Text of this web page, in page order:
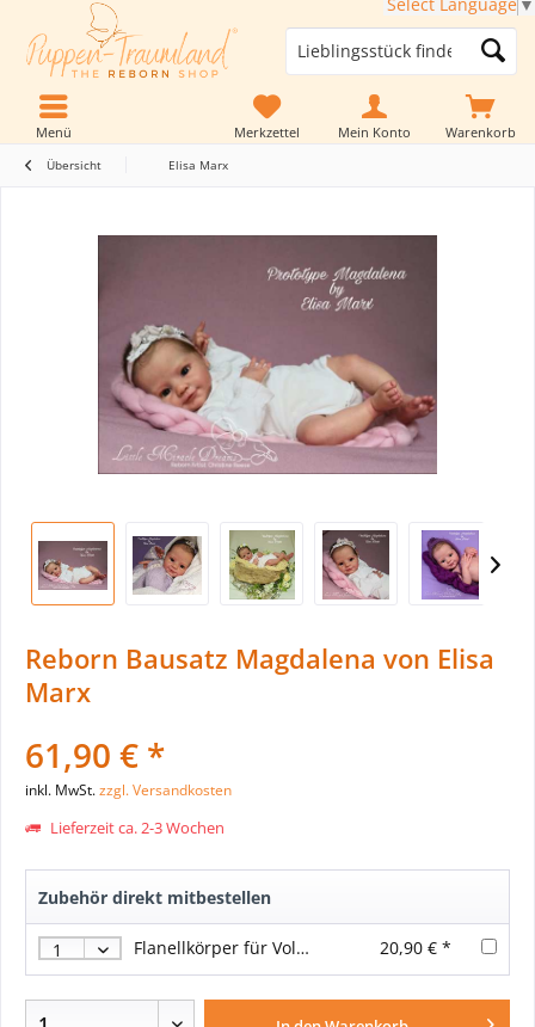
Warenkorb
Merkzettel Mein Konto
Menü
Übersicht Elisa Marx
Reborn Bausatz Magdalena von Elisa
Marx
61,90 € *
inkl. MwSt.zzgl. Versandkosten
Lieferzeit ca. 2-3 Wochen
Zubehör direkt mitbestellen
Flanellkörper für Vollvinyl-Puppen EBR 20 inch/52 cm 20,90 € *